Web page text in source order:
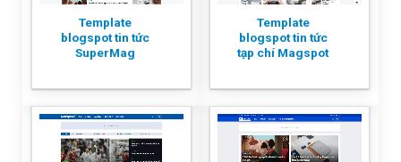
Template
blogspot tin tức
SuperMag
Template
blogspot tin tức
tạp chí Magspot